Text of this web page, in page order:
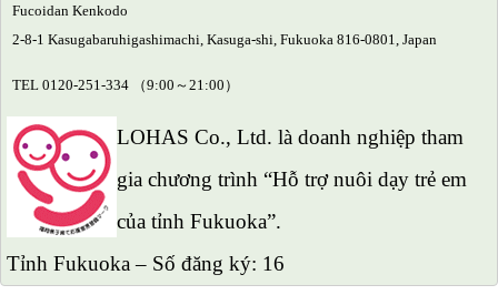
Fucoidan Kenkodo
2-8-1 Kasugabaruhigashimachi, Kasuga-shi, Fukuoka 816-0801, Japan
TEL 0120-251-334 （9:00～21:00）
LOHAS Co., Ltd. là doanh nghiệp tham
gia chương trình “Hỗ trợ nuôi dạy trẻ em
của tỉnh Fukuoka”.
Tỉnh Fukuoka – Số đăng ký: 16